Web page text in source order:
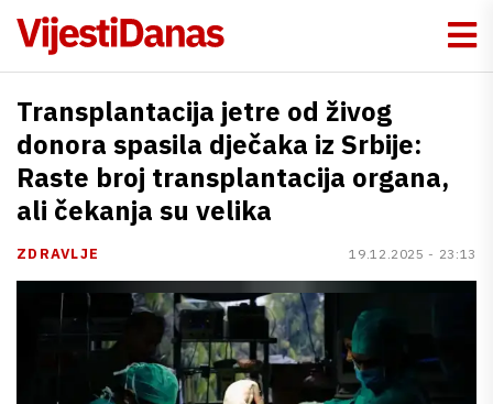
Transplantacija jetre od živog
donora spasila dječaka iz Srbije:
Raste broj transplantacija organa,
ali čekanja su velika
ZDRAVLJE 19.12.2025 - 23:13